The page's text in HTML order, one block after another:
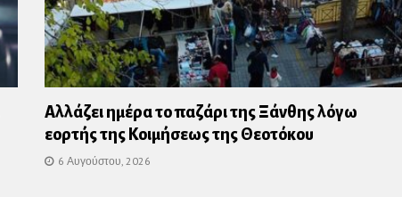
Αλλάζει ημέρα το παζάρι της Ξάνθης λόγω
εορτής της Κοιμήσεως της Θεοτόκου
6 Αυγούστου, 2026